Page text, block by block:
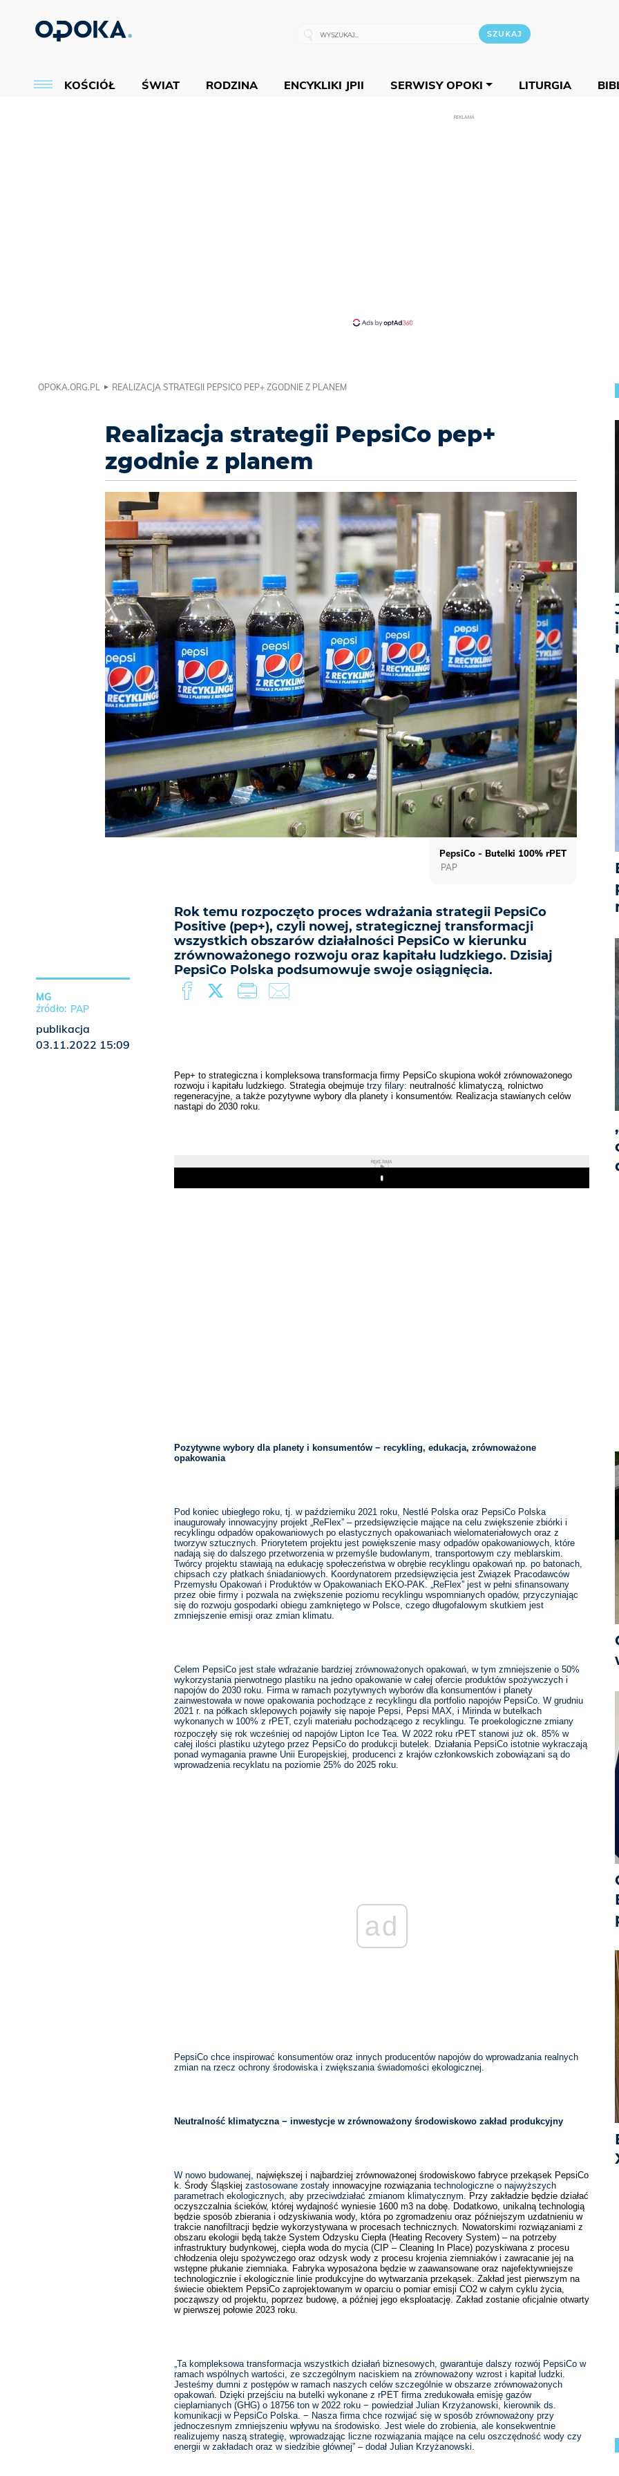
KOŚCIÓŁ ŚWIAT RODZINA ENCYKLIKI JPII SERWISY OPOKI LITURGIA
REKLAMA
OPOKA.ORG.PL REALIZACJA STRATEGII PEPSICO PEP+ ZGODNIE Z PLANEM
Realizacja strategii PepsiCo pep+
zgodnie z planem
Rok temu rozpoczęto proces wdrażania strategii PepsiCo
Positive (pep+), czyli nowej, strategicznej transformacji
wszystkich obszarów działalności PepsiCo w kierunku
zrównoważonego rozwoju oraz kapitału ludzkiego. Dzisiaj
PepsiCo Polska podsumowuje swoje osiągnięcia.
PepsiCo - Butelki 100% rPET
PAP
Pep+ to strategiczna i kompleksowa transformacja firmy PepsiCo skupiona wokół zrównoważonego
rozwoju i kapitału ludzkiego. Strategia obejmuje trzy filary: neutralność klimatyczą, rolnictwo
regeneracyjne, a także pozytywne wybory dla planety i konsumentów. Realizacja stawianych celów
nastąpi do 2030 roku.
REKLAMA
Play
Pozytywne wybory dla planety i konsumentów − recykling, edukacja, zrównoważone
opakowania
Pod koniec ubiegłego roku, tj. w październiku 2021 roku, Nestlé Polska oraz PepsiCo Polska
inaugurowały innowacyjny projekt „ReFlex” – przedsięwzięcie mające na celu zwiększenie zbiórki i
recyklingu odpadów opakowaniowych po elastycznych opakowaniach wielomateriałowych oraz z
tworzyw sztucznych. Priorytetem projektu jest powiększenie masy odpadów opakowaniowych, które
nadają się do dalszego przetworzenia w przemyśle budowlanym, transportowym czy meblarskim.
Twórcy projektu stawiają na edukację społeczeństwa w obrębie recyklingu opakowań np. po batonach,
chipsach czy płatkach śniadaniowych. Koordynatorem przedsięwzięcia jest Związek Pracodawców
Przemysłu Opakowań i Produktów w Opakowaniach EKO-PAK. „ReFlex” jest w pełni sfinansowany
przez obie firmy i pozwala na zwiększenie poziomu recyklingu wspomnianych opadów, przyczyniając
się do rozwoju gospodarki obiegu zamkniętego w Polsce, czego długofalowym skutkiem jest
zmniejszenie emisji oraz zmian klimatu.
Celem PepsiCo jest stałe wdrażanie bardziej zrównoważonych opakowań, w tym zmniejszenie o 50%
wykorzystania pierwotnego plastiku na jedno opakowanie w całej ofercie produktów spożywczych i
napojów do 2030 roku. Firma w ramach pozytywnych wyborów dla konsumentów i planety
zainwestowała w nowe opakowania pochodzące z recyklingu dla portfolio napojów PepsiCo. W grudniu
2021 r. na półkach sklepowych pojawiły się napoje Pepsi, Pepsi MAX, i Mirinda w butelkach
wykonanych w 100% z rPET, czyli materiału pochodzącego z recyklingu. Te proekologiczne zmiany
rozpoczęły się rok wcześniej od napojów Lipton Ice Tea. W 2022 roku rPET stanowi już ok. 85% w
całej ilości plastiku użytego przez PepsiCo do produkcji butelek. Działania PepsiCo istotnie wykraczają
ponad wymagania prawne Unii Europejskiej, producenci z krajów członkowskich zobowiązani są do
wprowadzenia recyklatu na poziomie 25% do 2025 roku.
ad
PepsiCo chce inspirować konsumentów oraz innych producentów napojów do wprowadzania realnych
zmian na rzecz ochrony środowiska i zwiększania świadomości ekologicznej.
Neutralność klimatyczna − inwestycje w zrównoważony środowiskowo zakład produkcyjny
W nowo budowanej, największej i najbardziej zrównoważonej środowiskowo fabryce przekąsek PepsiCo
k. Środy Śląskiej zastosowane zostały innowacyjne rozwiązaniatechnologiczne o najwyższych
parametrach ekologicznych, aby przeciwdziałać zmianom klimatycznym. Przy zakładzie będzie działać
oczyszczalnia ścieków, której wydajność wyniesie 1600 m3 na dobę. Dodatkowo, unikalną technologią
będzie sposób zbierania i odzyskiwania wody, która po zgromadzeniu oraz późniejszym uzdatnieniu w
trakcie nanofiltracji będzie wykorzystywana w procesach technicznych. Nowatorskimi rozwiązaniami z
obszaru ekologii będą także System Odzysku Ciepła (Heating Recovery System) – na potrzeby
infrastruktury budynkowej, ciepła woda do mycia (CIP – Cleaning In Place) pozyskiwana z procesu
chłodzenia oleju spożywczego oraz odzysk wody z procesu krojenia ziemniaków i zawracanie jej na
wstępne płukanie ziemniaka. Fabryka wyposażona będzie w zaawansowane oraz najefektywniejsze
technologicznie i ekologicznie linie produkcyjne do wytwarzania przekąsek. Zakład jest pierwszym na
świecie obiektem PepsiCo zaprojektowanym w oparciu o pomiar emisji CO2 w całym cyklu życia,
począwszy od projektu, poprzez budowę, a później jego eksploatację. Zakład zostanie oficjalnie otwarty
w pierwszej połowie 2023 roku.
„Ta kompleksowa transformacja wszystkich działań biznesowych, gwarantuje dalszy rozwój PepsiCo w
ramach wspólnych wartości, ze szczególnym naciskiem na zrównoważony wzrost i kapitał ludzki.
Jesteśmy dumni z postępów w ramach naszych celów szczególnie w obszarze zrównoważonych
opakowań. Dzięki przejściu na butelki wykonane z rPET firma zredukowała emisję gazów
cieplarnianych (GHG) o 18756 ton w 2022 roku − powiedział Julian Krzyżanowski, kierownik ds.
komunikacji w PepsiCo Polska. − Nasza firma chce rozwijać się w sposób zrównoważony przy
jednoczesnym zmniejszeniu wpływu na środowisko. Jest wiele do zrobienia, ale konsekwentnie
realizujemy naszą strategię, wprowadzając liczne rozwiązania mające na celu oszczędność wody czy
energii w zakładach oraz w siedzibie głównej” – dodał Julian Krzyżanowski.
MG
PAP
publikacja
03.11.2022 15:09